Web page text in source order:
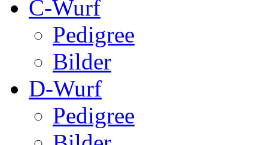
C-Wurf
Pedigree
Bilder
D-Wurf
Pedigree